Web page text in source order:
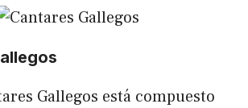
Gallegos está compuesto